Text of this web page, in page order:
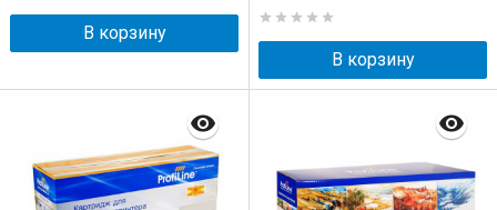
В корзину
В корзину